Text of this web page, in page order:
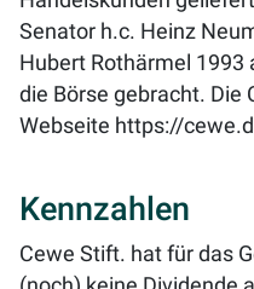
Senator h.c. Heinz
Hubert Rothärmel
die Börse gebracht. Die
Webseite https://
Kennzahlen
Cewe Stift. hat für das